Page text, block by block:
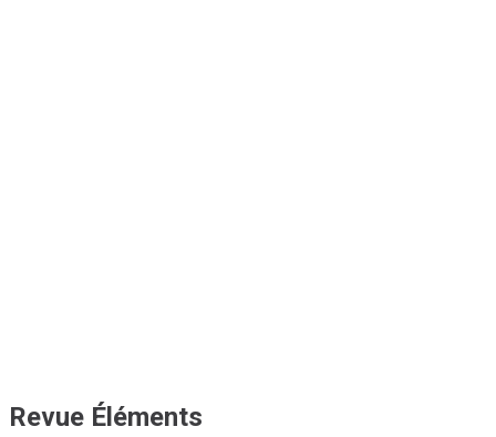
Revue Éléments